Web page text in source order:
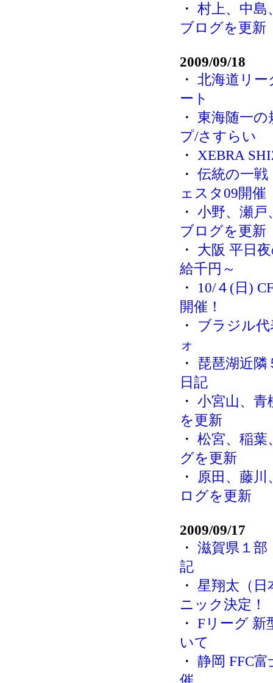
・ 村上、中島
ブログを更新
2009/09/18
・ 北海道リ
ート
・ 東海随一
プ/さすらい
・ XEBRA
・ 伝統の一
ェスタ09開催
・ 小野、瀬戸
ブログを更新
・ 大阪 平日
給千円～
・ 10/４(日)
開催！
・ ブラジル
ォ
・ 琵琶湖近
日記
・ 小宮山、青
を更新
・ 松宮、稲葉
グを更新
・
原田、藤
ログを更新
2009/09/17
・ 滋賀県１
記
・ 星翔太（日
ニック決定！
・ Fリーグ 新
いて
・ 静岡 FFC